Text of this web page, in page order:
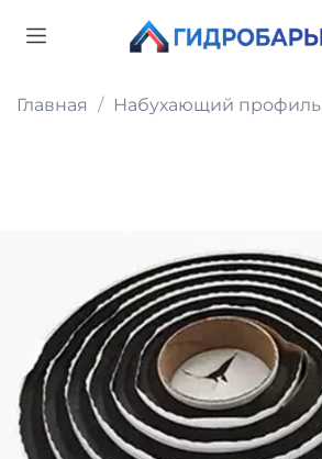
Главная Набухающий профиль